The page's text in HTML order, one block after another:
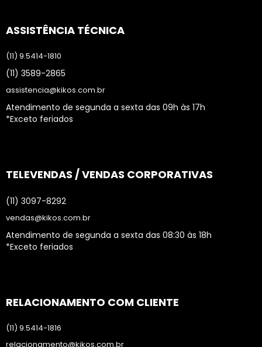
ASSISTÊNCIA TÉCNICA
(11) 9.5414-1810
(11) 3589-2865
assistencia@kikos.com.br
Atendimento de segunda a sexta das 09h às 17h
*Exceto feriados
TELEVENDAS / VENDAS CORPORATIVAS
(11) 3097-8292
vendas@kikos.com.br
Atendimento de segunda a sexta das 08:30 às 18h
*Exceto feriados
RELACIONAMENTO COM CLIENTE
(11) 9.5414-1816
relacionamento@kikos.com.br